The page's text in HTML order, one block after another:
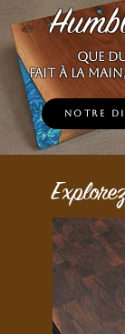
Que
Fait à la
Notre